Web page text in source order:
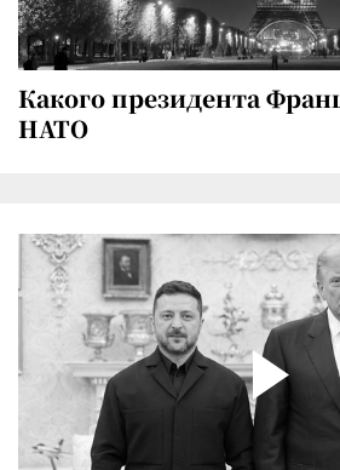
Какого президента
НАТО